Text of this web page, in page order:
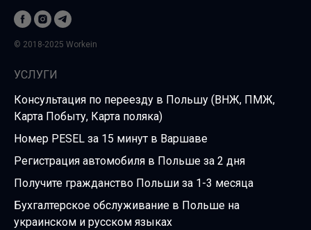
© 2018-2025 Workein
УСЛУГИ
Консультация по переезду в Польшу (ВНЖ, ПМЖ,
Карта Побыту, Карта поляка)
Номер PESEL за 15 минут в Варшаве
Регистрация автомобиля в Польше за 2 дня
Получите гражданство Польши за 1-3 месяца
Бухгалтерское обслуживание в Польше на
украинском и русском языках